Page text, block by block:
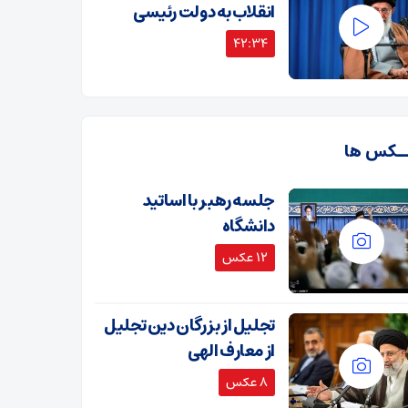
انقلاب به دولت رئیسی
42:34
ها
جلسه رهبر با اساتید
دانشگاه
12 عکس
تجلیل از بزرگان دین تجلیل
از معارف الهی
8 عکس